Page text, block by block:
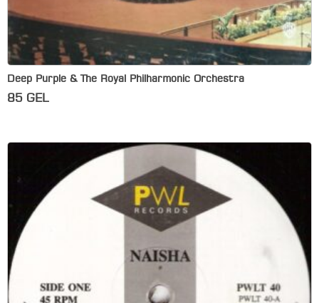
Deep Purple & The Royal Philharmonic Orchestra
85 GEL